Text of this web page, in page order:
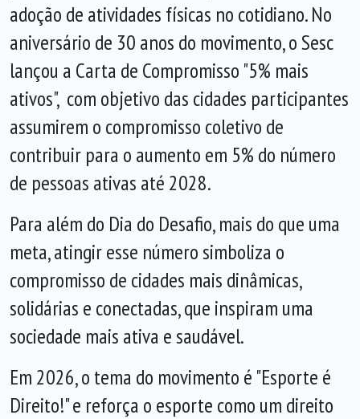
adoção de atividades físicas no cotidiano. No
aniversário de 30 anos do movimento, o Sesc
lançou a Carta de Compromisso "5% mais
ativos", com objetivo das cidades participantes
assumirem o compromisso coletivo de
contribuir para o aumento em 5% do número
de pessoas ativas até 2028.
Para além do Dia do Desafio, mais do que uma
meta, atingir esse número simboliza o
compromisso de cidades mais dinâmicas,
solidárias e conectadas, que inspiram uma
sociedade mais ativa e saudável.
Em 2026, o tema do movimento é "Esporte é
Direito!" e reforça o esporte como um direito